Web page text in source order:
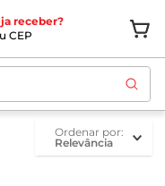
receber?
CEP
ordenar por
Relevância